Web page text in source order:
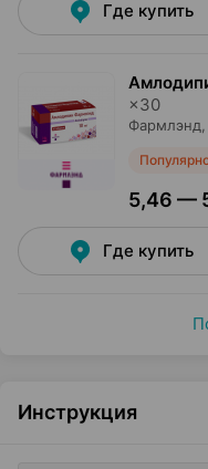
Где купить
×30
Фармлэнд
5,46 —
Где купить
Инструкция